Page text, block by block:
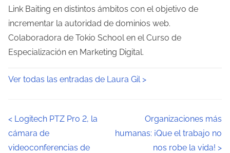
Link Baiting en distintos ámbitos con el objetivo de
incrementar la autoridad de dominios web.
Colaboradora de Tokio School en el Curso de
Especialización en Marketing Digital.
Ver todas las entradas de Laura Gil >
N
a
< Logitech PTZ Pro 2, la
cámara de
videoconferencias de
Organizaciones más
humanas: ¡Que el trabajo no
nos robe la vida! >